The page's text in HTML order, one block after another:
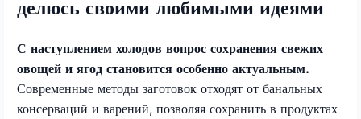
делюсь своими любимыми идеями
С наступлением холодов вопрос сохранения свежих
овощей и ягод становится особенно актуальным.
Современные методы заготовок отходят от банальных
консерваций и варений, позволяя сохранить в продуктах